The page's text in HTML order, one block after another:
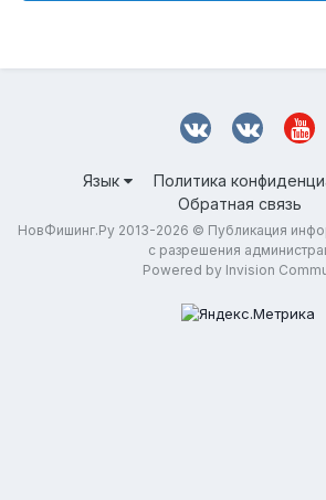
Язык
Политика
Обратная связь
НовФишинг.Ру 2013-2026 © Публикация
с разрешения
Powered by Invision